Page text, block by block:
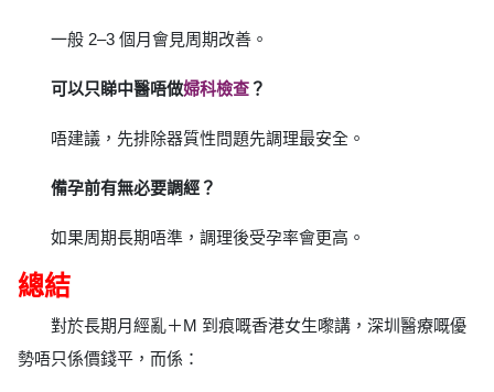
一般 2–3 個月會見周期改善。
可以只睇中醫唔做婦科檢查 ？
唔建議，先排除器質性問題先調理最安全。
備孕前有無必要調經？
如果周期長期唔準，調理後受孕率會更高。
總結
對於長期月經亂＋M 到痕嘅香港女生嚟講，深圳醫療嘅優
勢唔只係價錢平，而係：